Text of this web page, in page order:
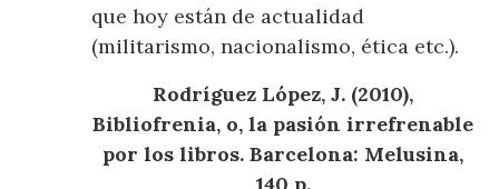
que hoy están de actualidad
(militarismo, nacionalismo, ética etc.).
Rodríguez López, J. (2010),
Bibliofrenia, o, la pasión irrefrenable
por los libros. Barcelona: Melusina,
140 p.